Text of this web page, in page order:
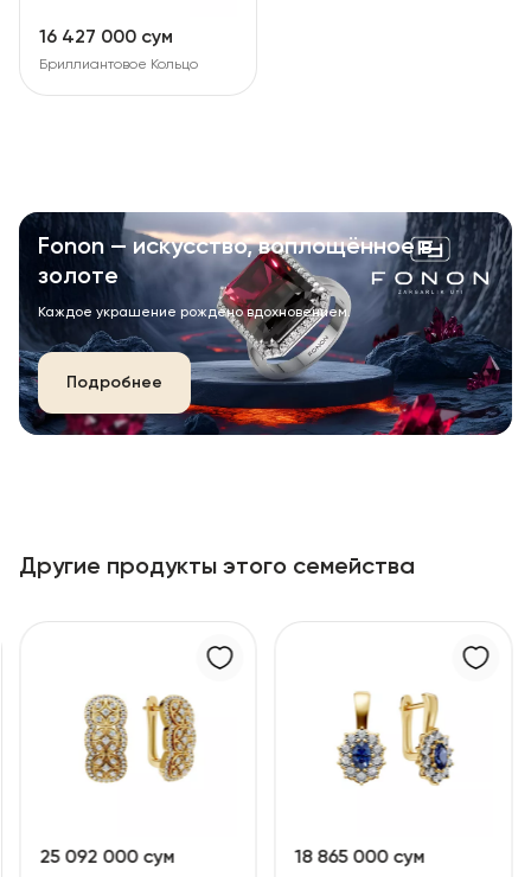
16 427 000 сум
Бриллиантовое Кольцо
Fonon — искусство, воплощённое в
золоте
Каждое украшение рождено вдохновением.
Подробнее
Другие продукты этого семейства
25 092 000 сум 18 865 000 сум